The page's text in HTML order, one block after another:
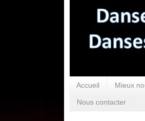
Accueil Mieux
Nous contacter